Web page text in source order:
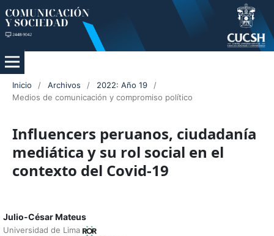
Inicio / Archivos / 2022: Año 19
/
Medios de comunicación y compromiso político
Influencers peruanos, ciudadanía
mediática y su rol social en el
contexto del Covid-19
Julio-César Mateus
Universidad de Lima